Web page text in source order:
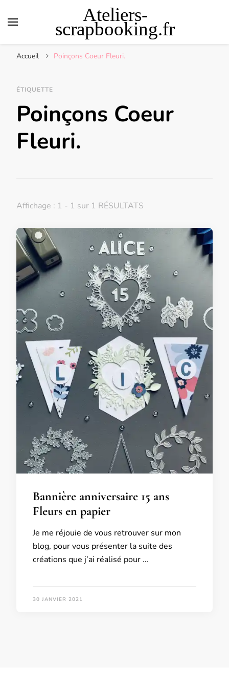
Ateliers-
scrapbooking.fr
Accueil Poinçons Coeur Fleuri.
ÉTIQUETTE
Poinçons Coeur
Fleuri.
Affichage : 1 - 1 sur 1 RÉSULTATS
Bannière anniversaire 15 ans
Fleurs en papier
Je me réjouie de vous retrouver sur mon
blog, pour vous présenter la suite des
créations que j’ai réalisé pour …
30 JANVIER 2021